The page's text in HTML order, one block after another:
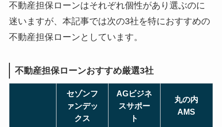
不動産担保ローンはそれぞれ個性があり選ぶのに
迷いますが、本記事では次の3社を特におすすめの
不動産担保ローンとしています。
不動産担保ローンおすすめ厳選3社
セゾンフ
ァンデッ
クス
AGビジネ
スサポー
ト
丸の内
AMS